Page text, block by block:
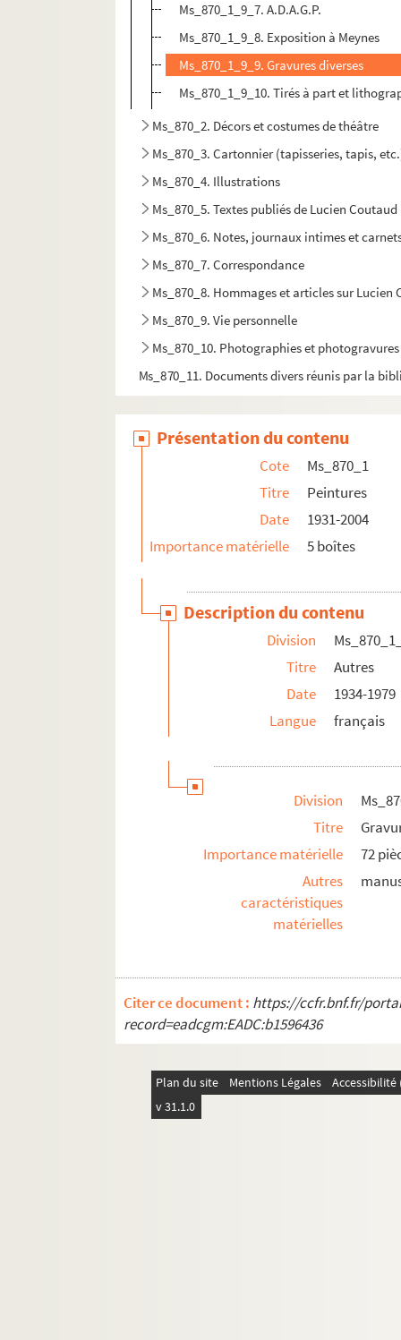
Ms_870_1_9_7. A.D.A.G.P.
Ms_870_1_9_8. Exposition à Meynes
Ms_870_1_9_9. Gravures diverses
Ms_870_1_9_10. Tirés à part et
Ms_870_2. Décors et costumes de théâtre
Ms_870_3. Cartonnier (tapisseries, tapis,
Ms_870_4. Illustrations
Ms_870_5. Textes publiés de Lucien Coutaud
Ms_870_6. Notes, journaux intimes et
Ms_870_7. Correspondance
Ms_870_8. Hommages et articles sur Lucien
Ms_870_9. Vie personnelle
Ms_870_10. Photographies et photogravures
Ms_870_11. Documents divers réunis par la
Présentation du contenu
Cote
Ms_870_1
Titre
Peintures
Date
1931-2004
Importance matérielle
5 boîtes
Description du contenu
Division
Titre
Autres
Date
1934-1979
Langue
français
Division
Titre
Importance matérielle
72
Autres
caractéristiques
matérielles
Citer ce document : https://ccfr.bnf.fr/
record=eadcgm:EADC:b1596436
Plan du site Mentions Légales
v 31.1.0